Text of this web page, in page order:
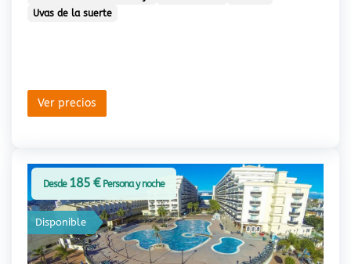
Uvas de la suerte
Ver precios
Disponible
Desde 185 €Persona y noche